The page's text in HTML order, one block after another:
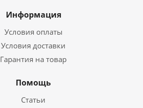
Информация
Условия оплаты
Условия доставки
Гарантия на товар
Помощь
Статьи